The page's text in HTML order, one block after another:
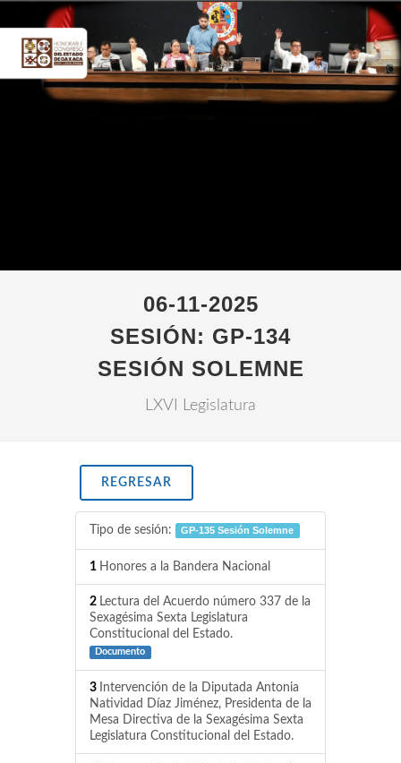
06-11-2025
SESIÓN: GP-134
SESIÓN SOLEMNE
LXVI Legislatura
REGRESAR
Tipo de sesión: GP-135 Sesión Solemne
1 Honores a la Bandera Nacional
2 Lectura del Acuerdo número 337 de la
Sexagésima Sexta Legislatura
Constitucional del Estado.
Documento
3 Intervención de la Diputada Antonia
Natividad Díaz Jiménez, Presidenta de la
Mesa Directiva de la Sexagésima Sexta
Legislatura Constitucional del Estado.